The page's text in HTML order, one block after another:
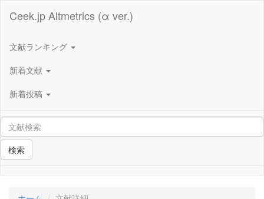
Ceek.jp Altmetrics (α ver.)
文献ランキング
新着文献
新着投稿
検索